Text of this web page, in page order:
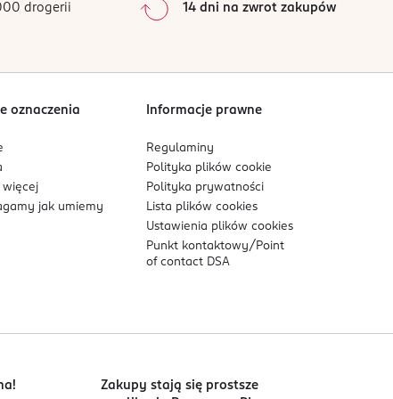
drogerii 14 dni na zwrot zakupów
oznaczenia
więcej
jak umiemy
Informacje prawne
Regulaminy
Polityka plikówcookie
Polityka prywatności
Lista plikówcookies
Ustawienia plikówcookies
Punkt kontaktowy/ Point
of contact DSA
Zakupy stają się prostsze